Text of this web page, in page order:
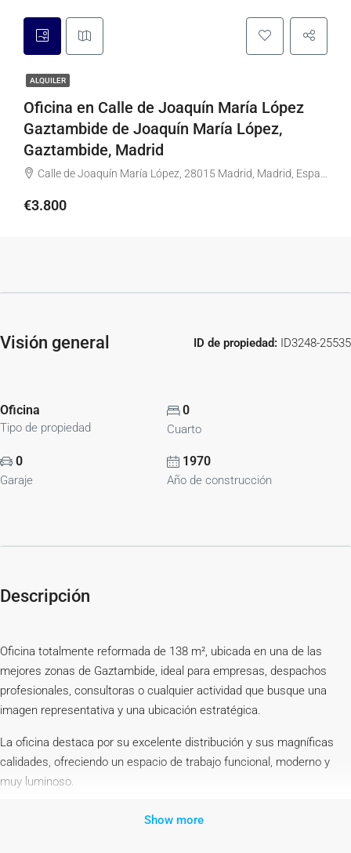
ALQUILER
Oficina en Calle de Joaquín María López
Gaztambide de Joaquín María López,
Gaztambide, Madrid
Calle de Joaquín María López, 28015 Madrid, Madrid, España
€3.800
Visión general ID de propiedad: ID3248-25535
Oficina
Tipo de propiedad
0
Cuarto
0
Garaje
1970
Año de construcción
Descripción
Oficina totalmente reformada de 138 m², ubicada en una de las
mejores zonas de Gaztambide, ideal para empresas, despachos
profesionales, consultoras o cualquier actividad que busque una
imagen representativa y una ubicación estratégica.
La oficina destaca por su excelente distribución y sus magníficas
calidades, ofreciendo un espacio de trabajo funcional, moderno y
muy luminoso.
Show more